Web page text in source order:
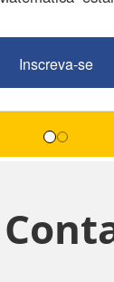
Inscreva-se